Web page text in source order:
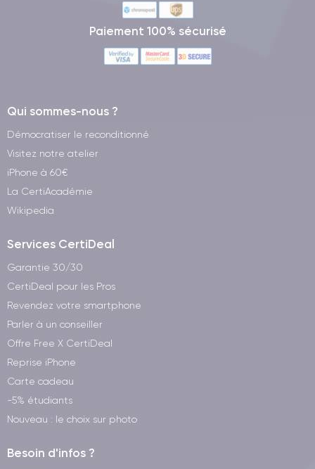
Paiement 100% sécurisé
Qui sommes-nous ?
Démocratiser le reconditionné
Visitez notre atelier
iPhone à 60€
La CertiAcadémie
Wikipedia
Services CertiDeal
Garantie 30/30
CertiDeal pour les Pros
Revendez votre smartphone
Parler à un conseiller
Offre Free X CertiDeal
Reprise iPhone
Carte cadeau
-5% étudiants
Nouveau : le choix sur photo
Besoin d'infos ?